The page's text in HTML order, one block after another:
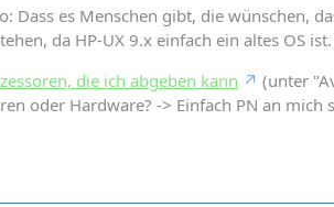
Dass es Menschen gibt, die wünschen,
da HP-UX 9.x einfach ein altes OS
die ich abgeben kann
(unter
oder Hardware? -> Einfach PN an mich